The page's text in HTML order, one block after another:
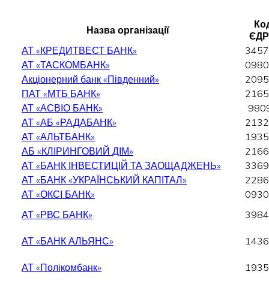
Назва організації
АТ «КРЕДИТВЕСТ БАНК»
АТ «ТАСКОМБАНК»
Акціонерний банк «Південний»
ПАТ «МТБ БАНК»
АТ «АСВІО БАНК»
АТ «АБ «РАДАБАНК»
АТ «АЛЬТБАНК»
АБ «КЛІРИНГОВИЙ ДІМ»
АТ «БАНК ІНВЕСТИЦІЙ ТА ЗАОЩАДЖЕНЬ»
АТ «БАНК «УКРАЇНСЬКИЙ КАПІТАЛ»
АТ «ОКСІ БАНК»
АТ «РВС БАНК»
АТ «БАНК АЛЬЯНС»
АТ «Полікомбанк»